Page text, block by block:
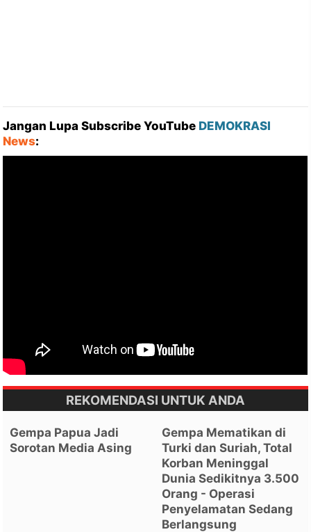
Jangan Lupa Subscribe YouTube DEMOKRASI
News:
REKOMENDASI UNTUK ANDA
Gempa Papua Jadi
Sorotan Media Asing
Gempa Mematikan di
Turki dan Suriah, Total
Korban Meninggal
Dunia Sedikitnya 3.500
Orang - Operasi
Penyelamatan Sedang
Berlangsung